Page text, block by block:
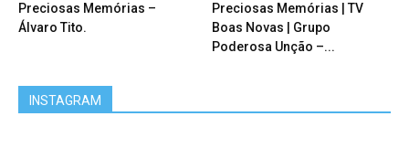
Preciosas Memórias –
Álvaro Tito.
Preciosas Memórias | TV
Boas Novas | Grupo
Poderosa Unção –...
INSTAGRAM